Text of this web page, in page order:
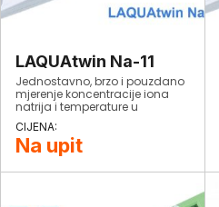
LAQUAtwin Na-11
Jednostavno, brzo i pouzdano
mjerenje koncentracije iona
natrija i temperature u
minimalnom uzorku.
Na upit